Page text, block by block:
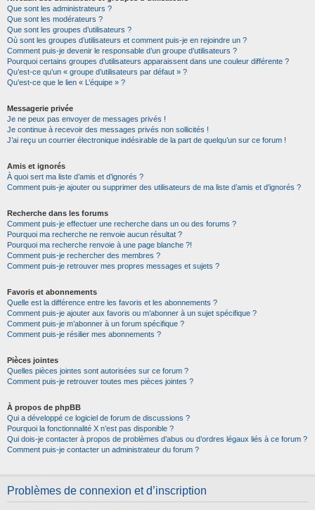
Que sont les administrateurs ?
Que sont les modérateurs ?
Que sont les groupes d’utilisateurs ?
Où sont les groupes d’utilisateurs et comment puis-je en rejoindre un ?
Comment puis-je devenir le responsable d’un groupe d’utilisateurs ?
Pourquoi certains groupes d’utilisateurs apparaissent dans une couleur différente ?
Qu’est-ce qu’un « groupe d’utilisateurs par défaut » ?
Qu’est-ce que le lien « L’équipe » ?
Messagerie privée
Je ne peux pas envoyer de messages privés !
Je continue à recevoir des messages privés non sollicités !
J’ai reçu un courrier électronique indésirable de la part de quelqu’un sur ce forum !
Amis et ignorés
À quoi sert ma liste d’amis et d’ignorés ?
Comment puis-je ajouter ou supprimer des utilisateurs de ma liste d’amis et d’ignorés ?
Recherche dans les forums
Comment puis-je effectuer une recherche dans un ou des forums ?
Pourquoi ma recherche ne renvoie aucun résultat ?
Pourquoi ma recherche renvoie à une page blanche ?!
Comment puis-je rechercher des membres ?
Comment puis-je retrouver mes propres messages et sujets ?
Favoris et abonnements
Quelle est la différence entre les favoris et les abonnements ?
Comment puis-je ajouter aux favoris ou m’abonner à un sujet spécifique ?
Comment puis-je m’abonner à un forum spécifique ?
Comment puis-je résilier mes abonnements ?
Pièces jointes
Quelles pièces jointes sont autorisées sur ce forum ?
Comment puis-je retrouver toutes mes pièces jointes ?
À propos de phpBB
Qui a développé ce logiciel de forum de discussions ?
Pourquoi la fonctionnalité X n’est pas disponible ?
Qui dois-je contacter à propos de problèmes d’abus ou d’ordres légaux liés à ce forum ?
Comment puis-je contacter un administrateur du forum ?
Problèmes de connexion et d’inscription